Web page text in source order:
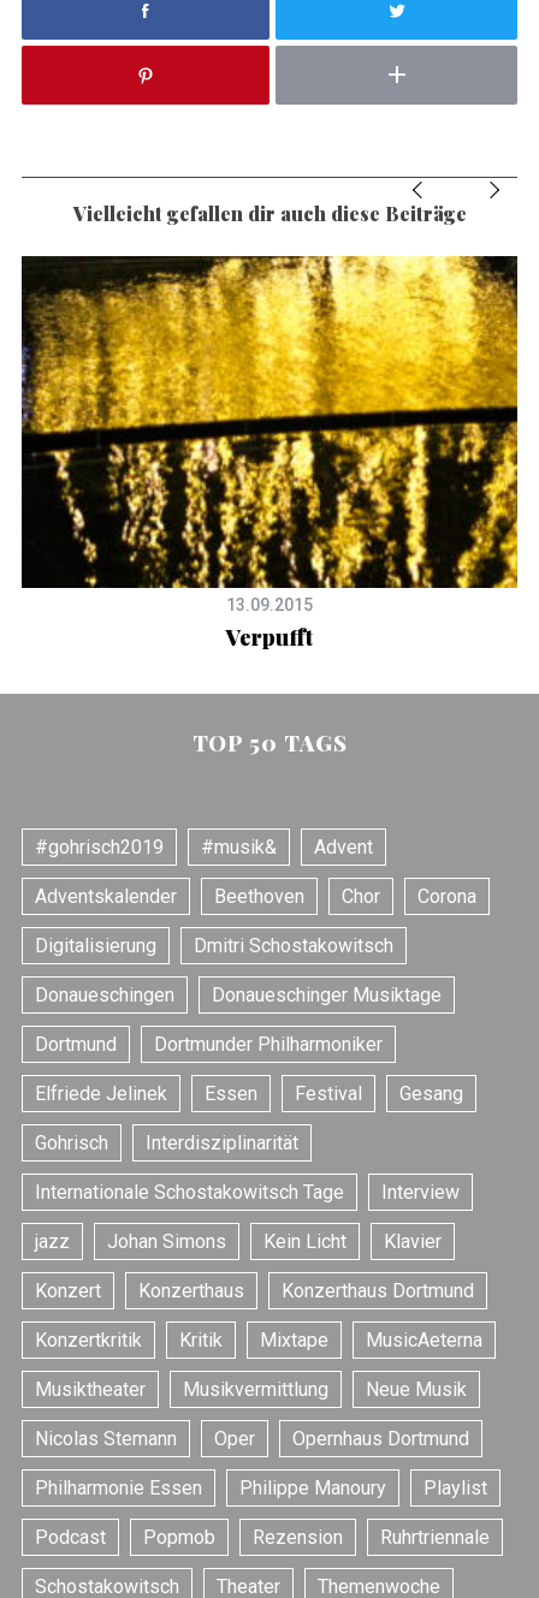
Vielleicht gefallen dir auch diese Beiträge
13.09.2015
Verpufft
TOP 50 TAGS
#gohrisch2019 #musik& Advent
Adventskalender Beethoven Chor Corona
Digitalisierung Dmitri Schostakowitsch
Donaueschingen Donaueschinger Musiktage
Dortmund Dortmunder Philharmoniker
Elfriede Jelinek Essen Festival Gesang
Gohrisch Interdisziplinarität
Internationale Schostakowitsch Tage Interview
jazz Johan Simons Kein Licht Klavier
Konzert Konzerthaus Konzerthaus Dortmund
Konzertkritik Kritik Mixtape MusicAeterna
Musiktheater Musikvermittlung Neue Musik
Nicolas Stemann Oper Opernhaus Dortmund
Philharmonie Essen Philippe Manoury Playlist
Podcast Popmob Rezension Ruhrtriennale
Schostakowitsch Theater Themenwoche